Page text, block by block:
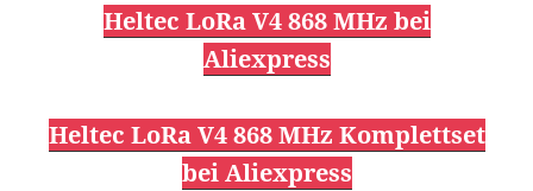
Heltec LoRa V4 868 MHz bei
Aliexpress
Heltec LoRa V4 868 MHz Komplettset
bei Aliexpress